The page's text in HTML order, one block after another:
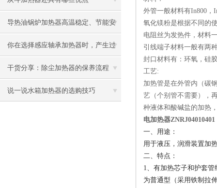
导热油锅炉加热器高温稳定、节能安
全，工业加热优选
你在选择感应轴承加热器时，产生过
困惑吗？
干货分享：除尘加热器的保养流程
说一说水箱加热器的选购技巧
外管一般材料有In800，
氧化镁粉是根据不同的
电阻丝为发热件，材料
引线端子材料一般有两
封口材料有：环氧，硅
工艺:
加热管是在外管内（碳
艺（个别管不需要），
种液体和酸碱盐的加热
电加热器
一、用途：
用于液压，润滑装置加
二、特点：
1、 有加热芯子和护套
为普通型（采用铁制拉